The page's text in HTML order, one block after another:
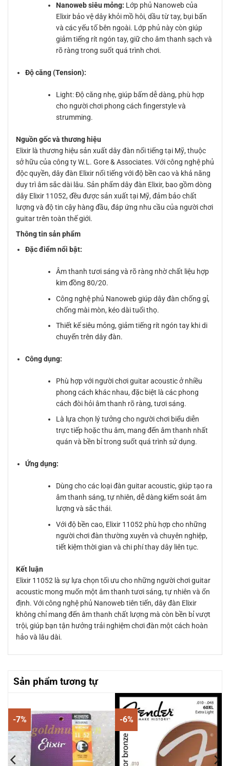
Nanoweb siêu mỏng: Lớp phủ Nanoweb của
Elixir bảo vệ dây khỏi mồ hôi, dầu từ tay, bụi bẩn
và các yếu tố bên ngoài. Lớp phủ này còn giúp
giảm tiếng rít ngón tay, giữ cho âm thanh sạch và
rõ ràng trong suốt quá trình chơi.
Độ căng (Tension):
Light: Độ căng nhẹ, giúp bấm dễ dàng, phù hợp
cho người chơi phong cách fingerstyle và
strumming.
Nguồn gốc và thương hiệu
Elixir là thương hiệu sản xuất dây đàn nổi tiếng tại Mỹ, thuộc
sở hữu của công ty W.L. Gore & Associates. Với công nghệ phủ
độc quyền, dây đàn Elixir nổi tiếng với độ bền cao và khả năng
duy trì âm sắc dài lâu. Sản phẩm dây đàn Elixir, bao gồm dòng
dây Elixir 11052, đều được sản xuất tại Mỹ, đảm bảo chất
lượng và độ tin cậy hàng đầu, đáp ứng nhu cầu của người chơi
guitar trên toàn thế giới.
Thông tin sản phẩm
Đặc điểm nổi bật:
Âm thanh tươi sáng và rõ ràng nhờ chất liệu hợp
kim đồng 80/20.
Công nghệ phủ Nanoweb giúp dây đàn chống gỉ,
chống mài mòn, kéo dài tuổi thọ.
Thiết kế siêu mỏng, giảm tiếng rít ngón tay khi di
chuyển trên dây đàn.
Công dụng:
Phù hợp với người chơi guitar acoustic ở nhiều
phong cách khác nhau, đặc biệt là các phong
cách đòi hỏi âm thanh rõ ràng, tươi sáng.
Là lựa chọn lý tưởng cho người chơi biểu diễn
trực tiếp hoặc thu âm, mang đến âm thanh nhất
quán và bền bỉ trong suốt quá trình sử dụng.
Ứng dụng:
Dùng cho các loại đàn guitar acoustic, giúp tạo ra
âm thanh sáng, tự nhiên, dễ dàng kiểm soát âm
lượng và sắc thái.
Với độ bền cao, Elixir 11052 phù hợp cho những
người chơi đàn thường xuyên và chuyên nghiệp,
tiết kiệm thời gian và chi phí thay dây liên tục.
Kết luận
Elixir 11052 là sự lựa chọn tối ưu cho những người chơi guitar
acoustic mong muốn một âm thanh tươi sáng, tự nhiên và ổn
định. Với công nghệ phủ Nanoweb tiên tiến, dây đàn Elixir
không chỉ mang đến âm thanh chất lượng mà còn bền bỉ vượt
trội, giúp bạn tận hưởng trải nghiệm chơi đàn một cách hoàn
hảo và lâu dài.
Sản phẩm tương tự
-7% -6%